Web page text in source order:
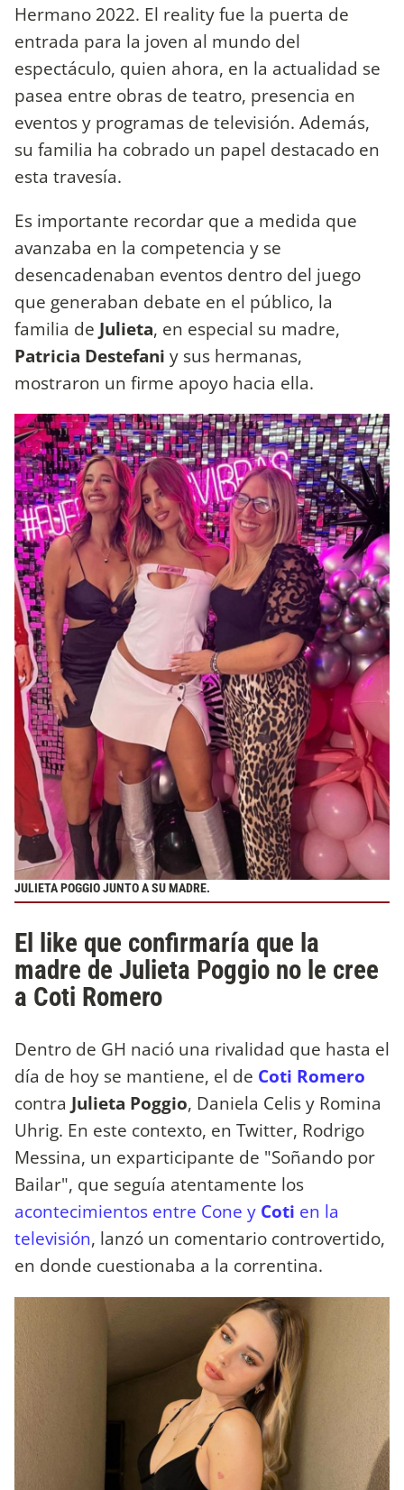
Hermano 2022. El reality fue la puerta de
entrada para la joven al mundo del
espectáculo, quien ahora, en la actualidad se
pasea entre obras de teatro, presencia en
eventos y programas de televisión. Además,
su familia ha cobrado un papel destacado en
esta travesía.
Es importante recordar que a medida que
avanzaba en la competencia y se
desencadenaban eventos dentro del juego
que generaban debate en el público, la
familia de Julieta, en especial su madre,
Patricia Destefani y sus hermanas,
mostraron un firme apoyo hacia ella.
JULIETA POGGIO JUNTO A SU MADRE.
El like que confirmaría que la
madre de Julieta Poggio no le cree
a Coti Romero
Dentro de GH nació una rivalidad que hasta el
día de hoy se mantiene, el de Coti Romero
contra Julieta Poggio, Daniela Celis y Romina
Uhrig. En este contexto, en Twitter, Rodrigo
Messina, un exparticipante de "Soñando por
Bailar", que seguía atentamente los
acontecimientos entre Cone y Coti en la
televisión, lanzó un comentario controvertido,
en donde cuestionaba a la correntina.